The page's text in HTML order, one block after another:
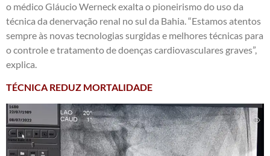
o médico Gláucio Werneck exalta o pioneirismo do uso da
técnica da denervação renal no sul da Bahia. “Estamos atentos
sempre às novas tecnologias surgidas e melhores técnicas para
o controle e tratamento de doenças cardiovasculares graves”,
explica.
TÉCNICA REDUZ MORTALIDADE